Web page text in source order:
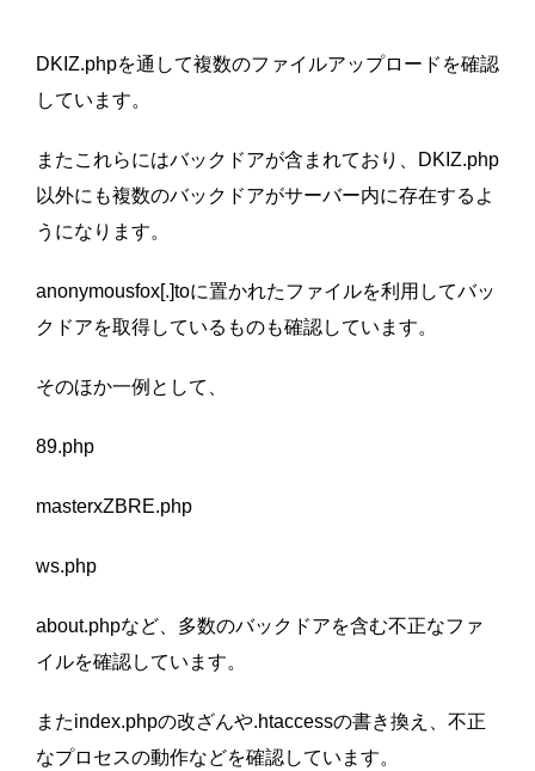
DKIZ.phpを通して複数のファイルアップロードを確認
しています。
またこれらにはバックドアが含まれており、DKIZ.php
以外にも複数のバックドアがサーバー内に存在するよ
うになります。
anonymousfox[.]toに置かれたファイルを利用してバッ
クドアを取得しているものも確認しています。
そのほか一例として、
89.php
masterxZBRE.php
ws.php
about.phpなど、多数のバックドアを含む不正なファ
イルを確認しています。
またindex.phpの改ざんや.htaccessの書き換え、不正
なプロセスの動作などを確認しています。